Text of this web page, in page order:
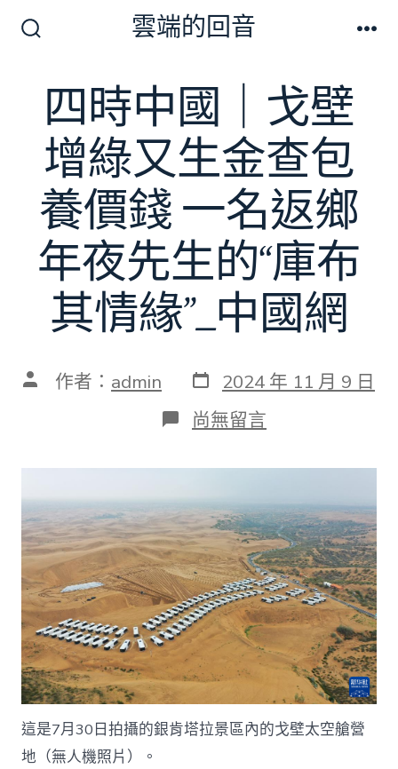
切
開
雲端的回音
四時中國｜戈壁
增綠又生金查包
養價錢 一名返鄉
年夜先生的“庫布
其情緣”_中國網
文 作者： admin 發
表
日
期
2024 年 11 月 9 日
在
〈四
中
｜
戈
壁
增
綠
又
生
金
查
包
養
價
錢
一
尚無留言
這是7月30日拍攝的銀肯塔拉景區內的戈壁太空艙營
地（無人機照片）。